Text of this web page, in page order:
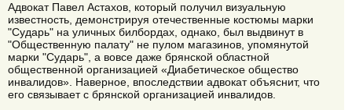
Адвокат Павел Астахов, который получил визуальную
известность, демонстрируя отечественные костюмы марки
"Сударь" на уличных билбордах, однако, был выдвинут в
"Общественную палату" не пулом магазинов, упомянутой
марки "Сударь", а вовсе даже брянской областной
общественной организацией «Диабетическое общество
инвалидов». Наверное, впоследствии адвокат объяснит, что
его связывает с брянской организацией инвалидов.